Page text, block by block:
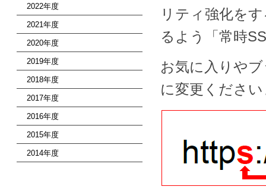
2022年度
2021年度
2020年度
2019年度
2018年度
2017年度
2016年度
2015年度
2014年度
リティ強化を
るよう「常時
お気に入りや
に変更くださ